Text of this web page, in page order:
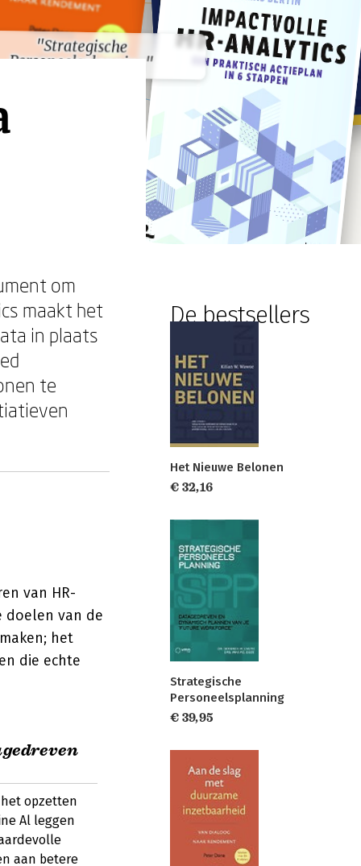
"Strategische
Personeelsplanning"
"Strategische
Personeelsplanning"
om
maakt het
in plaats
te
van HR-
doelen van de
het
die echte
opzetten
Al leggen
aan betere
De bestsellers
Het Nieuwe Belonen
€ 32,16
Strategische
Personeelsplanning
€ 39,95